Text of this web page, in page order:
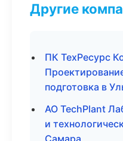
Другие
ПК ТехРесурс
подготовка в
АО TechPlant
и
Самара